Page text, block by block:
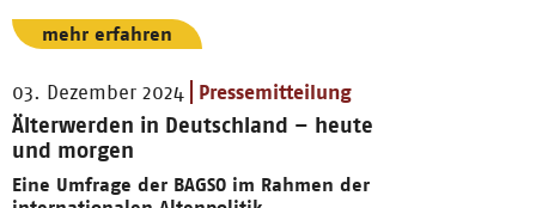
mehr erfahren
03. Dezember 2024 Pressemitteilung
Älterwerden in Deutschland – heute
und morgen
Eine Umfrage der BAGSO im Rahmen der